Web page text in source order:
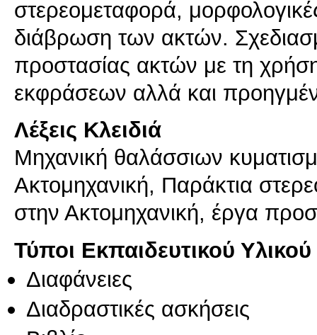
στερεομεταφορά,
διάβρωση των ακτών.
προστασίας ακτών με τη
εκφράσεων αλλά και
Λέξεις Κλειδιά
Μηχανική θαλάσσιων
Ακτομηχανική, Παράκτια
στην Ακτομηχανική, έργα
Τύποι Εκπαιδευτικού Υλικού
Διαφάνειες
Διαδραστικές ασκήσεις